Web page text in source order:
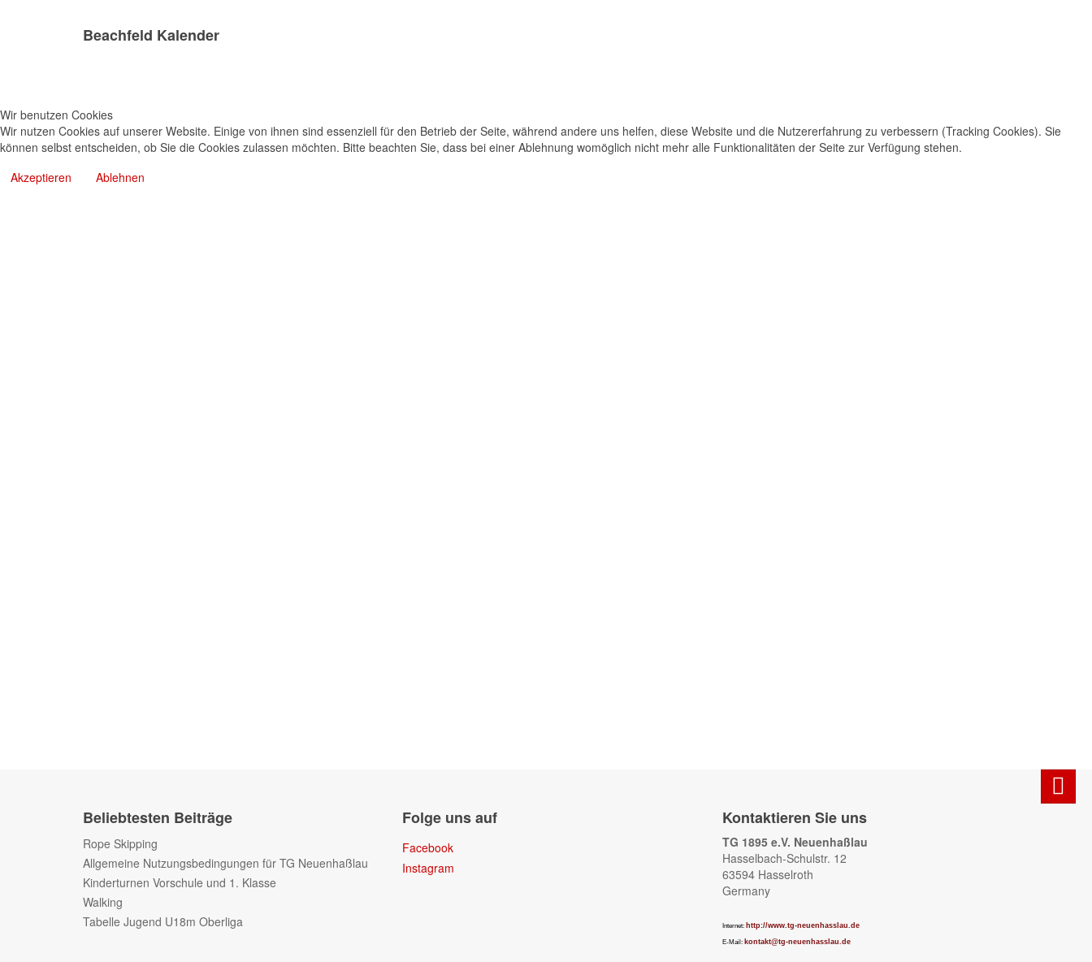
Beachfeld Kalender
Beliebtesten Beiträge
Rope Skipping
Allgemeine Nutzungsbedingungen für TG Neuenhaßlau
Kinderturnen Vorschule und 1. Klasse
Walking
Tabelle Jugend U18m Oberliga
Folge uns auf
Facebook
Instagram
Kontaktieren Sie uns
TG 1895 e.V. Neuenhaßlau
Hasselbach-Schulstr. 12
63594 Hasselroth
Germany
Internet: http://www.tg-neuenhasslau.de
E-Mail: kontakt@tg-neuenhasslau.de
Wir benutzen Cookies
Wir nutzen Cookies auf unserer Website. Einige von ihnen sind essenziell für den Betrieb der Seite, während andere uns helfen, diese Website und die Nutzererfahrung zu verbessern (Tracking Cookies). Sie
können selbst entscheiden, ob Sie die Cookies zulassen möchten. Bitte beachten Sie, dass bei einer Ablehnung womöglich nicht mehr alle Funktionalitäten der Seite zur Verfügung stehen.
Akzeptieren
Ablehnen